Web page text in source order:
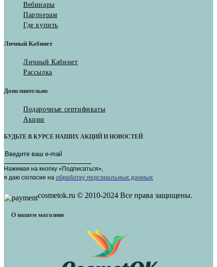
Вебинары
Партнерам
Где купить
Личный Кабинет
Личный Кабинет
Рассылка
Дополнительно
Подарочные сертификаты
Акции
БУДЬТЕ В КУРСЕ НАШИХ АКЦИЙ И НОВОСТЕЙ
Нажимая на кнопку «Подписаться»,
я даю cогласие на обработку персональных данных
cosmetok.ru © 2010-2024 Все права защищены.
О нашем магазине